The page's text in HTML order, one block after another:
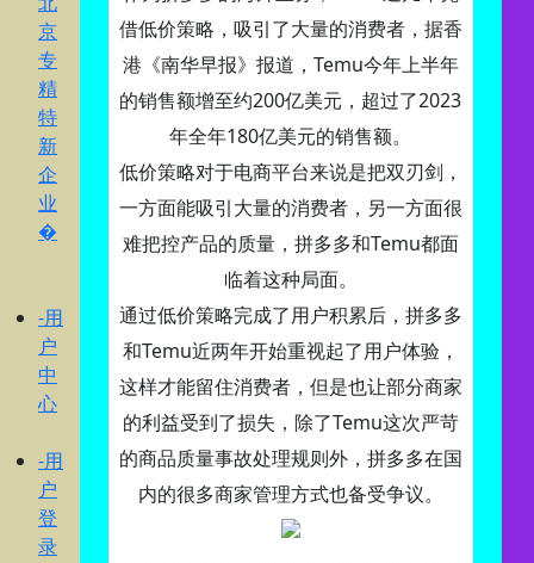
京
专
精
特
新
企
业
�
-用
户
中
心
-用
户
登
录
借低价策略，吸引了大量的消费者，据香
港《南华早报》报道，Temu今年上半年
的销售额增至约200亿美元，超过了2023
年全年180亿美元的销售额。
低价策略对于电商平台来说是把双刃剑，
一方面能吸引大量的消费者，另一方面很
难把控产品的质量，拼多多和Temu都面
临着这种局面。
通过低价策略完成了用户积累后，拼多多
和Temu近两年开始重视起了用户体验，
这样才能留住消费者，但是也让部分商家
的利益受到了损失，除了Temu这次严苛
的商品质量事故处理规则外，拼多多在国
内的很多商家管理方式也备受争议。